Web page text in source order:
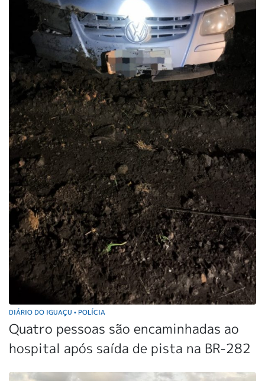
DIÁRIO DO IGUAÇU • POLÍCIA
Quatro pessoas são encaminhadas ao
hospital após saída de pista na BR-282